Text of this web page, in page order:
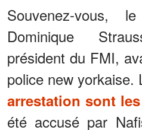
Souvenez-vous,
Dominique
président du FMI,
police new yorkaise.
arrestation sont
été accusé par